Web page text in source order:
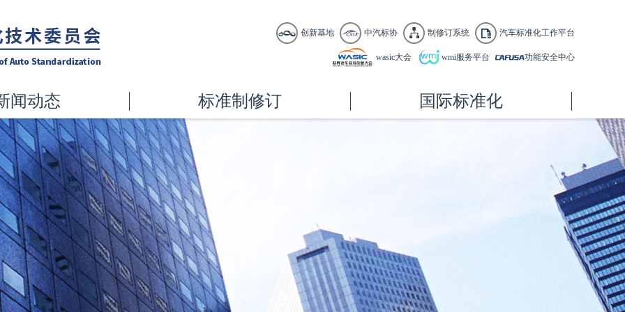
创新基地 中汽标协 制修订系统 汽车标准化工作平台
wasic大会 wmi服务平台 功能安全中心
闻动态 标准制修订 国际标准化